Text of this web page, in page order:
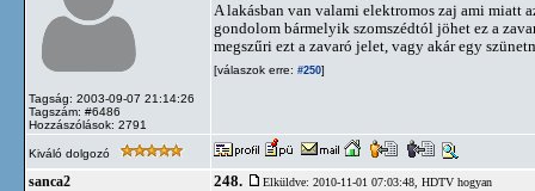
Tagság: 2003-09-07 21:14:26
Tagszám: #6486
Hozzászólások: 2791
A lakásban van valami elektromos zaj ami
gondolom bármelyik szomszédtól jöhet ez a
megszűri ezt a zavaró jelet, vagy akár egy
[válaszok erre: #250]
Kiváló dolgozó
sanca2 248. Elküldve: 2010-11-01 07:03:48, HDTV hogyan